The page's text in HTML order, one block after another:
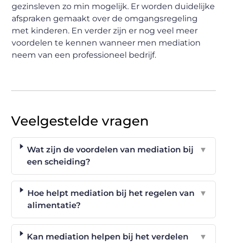
gezinsleven zo min mogelijk. Er worden duidelijke
afspraken gemaakt over de omgangsregeling
met kinderen. En verder zijn er nog veel meer
voordelen te kennen wanneer men mediation
neem van een professioneel bedrijf.
Veelgestelde vragen
Wat zijn de voordelen van mediation bij
een scheiding?
▼
Hoe helpt mediation bij het regelen van
alimentatie?
▼
Kan mediation helpen bij het verdelen
▼